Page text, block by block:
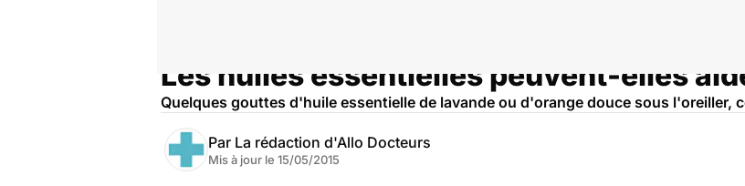
Les huiles essentielles peuvent-elles
Quelques gouttes d'huile essentielle de lavande ou d'orange douce sous l'oreiller,
Par La rédaction d'Allo Docteurs
Mis à jour le 15/05/2015